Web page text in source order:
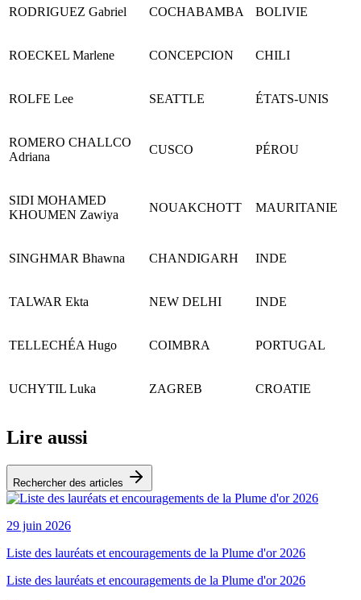
RODRIGUEZ Gabriel COCHABAMBA BOLIVIE
ROECKEL Marlene CONCEPCION CHILI
ROLFE Lee SEATTLE ÉTATS-UNIS
ROMERO CHALLCO
Adriana
CUSCO PÉROU
SIDI MOHAMED
KHOUMEN Zawiya
NOUAKCHOTT MAURITANIE
SINGHMAR Bhawna CHANDIGARH INDE
TALWAR Ekta NEW DELHI INDE
TELLECHÉA Hugo COIMBRA PORTUGAL
UCHYTIL Luka ZAGREB CROATIE
Lire aussi
Rechercher des articles
29 juin 2026
Liste des lauréats et encouragements de la Plume d'or 2026
Liste des lauréats et encouragements de la Plume d'or 2026